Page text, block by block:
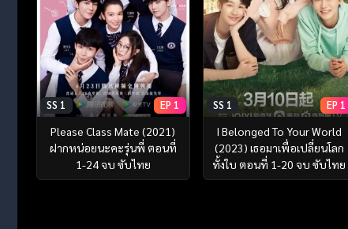
SS 1 EP 1
Please Class Mate (2021)
ฝากหน่อยนะคะรุ่นพี่ ตอนที่
1-24 จบ ซับไทย
SS 1 EP 1
I Belonged To Your World
(2023) เธอมาเพื่อเปลี่ยนโลก
ทั้งใบ ตอนที่ 1-20 จบ ซับไทย